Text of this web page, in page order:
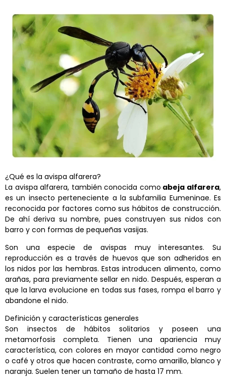
¿Qué es la avispa alfarera?
La avispa alfarera, también conocida como abeja alfarera,
es un insecto perteneciente a la subfamilia Eumeninae. Es
reconocida por factores como sus hábitos de construcción.
De ahí deriva su nombre, pues construyen sus nidos con
barro y con formas de pequeñas vasijas.
Son una especie de avispas muy interesantes. Su
reproducción es a través de huevos que son adheridos en
los nidos por las hembras. Estas introducen alimento, como
arañas, para previamente sellar en nido. Después, esperan a
que la larva evolucione en todas sus fases, rompa el barro y
abandone el nido.
Definición y características generales
Son insectos de hábitos solitarios y poseen una
metamorfosis completa. Tienen una apariencia muy
característica, con colores en mayor cantidad como negro
o café y otros que hacen contraste, como amarillo, blanco y
naranja. Suelen tener un tamaño de hasta 17 mm.